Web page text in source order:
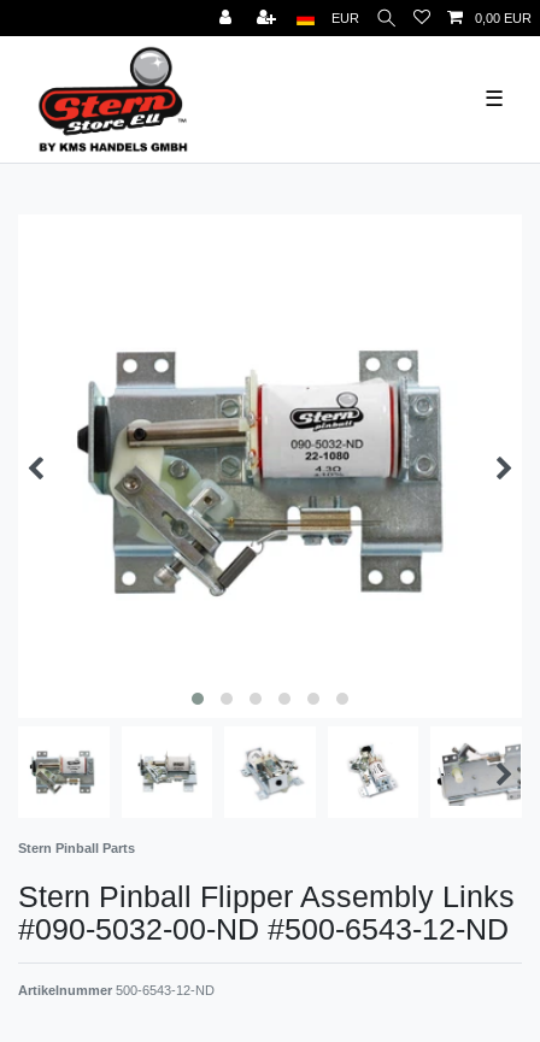
EUR 0,00 EUR
☰
Stern Pinball Parts
Stern Pinball Flipper Assembly Links
#090-5032-00-ND #500-6543-12-ND
Artikelnummer 500-6543-12-ND